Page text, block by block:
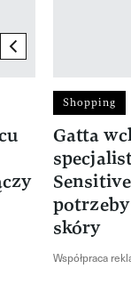
previous element
Shopping
Gatta
skóry
Współpraca